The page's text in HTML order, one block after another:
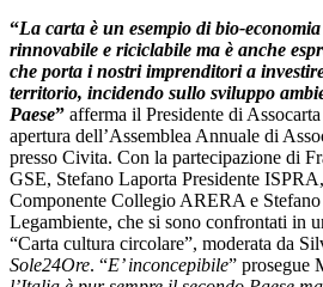
“La carta è un esempio di bio-
rinnovabile e riciclabile ma è anche
che porta i nostri imprenditori a
territorio, incidendo sullo sviluppo
Paese” afferma il Presidente di
apertura dell’Assemblea Annuale di
presso Civita. Con la partecipazione di
GSE, Stefano Laporta Presidente
Componente Collegio ARERA e
Legambiente, che si sono confrontati in
“Carta cultura circolare”, moderata da
Sole24Ore. “E’ inconcepibile” prosegue